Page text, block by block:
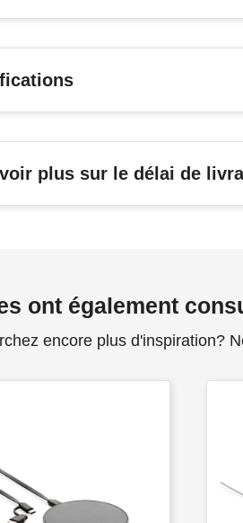
plus sur le délai de
ont également
encore plus d'inspiration?